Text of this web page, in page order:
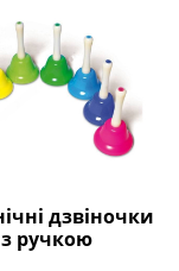
дзвіночки
з ручкою